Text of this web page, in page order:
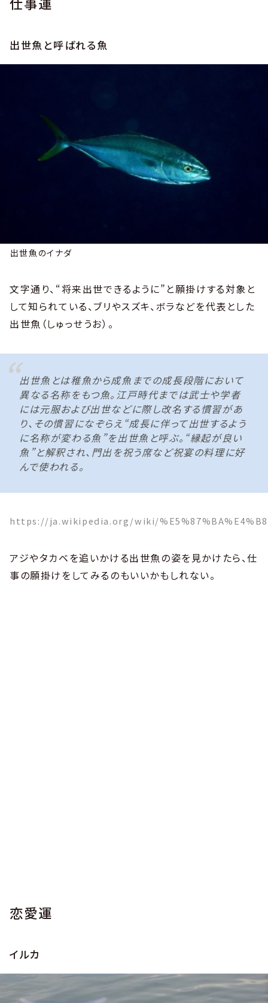
出世魚と呼ばれる魚
出世魚のイナダ
文字通り、“将来出世できるように”と願掛けする対象と
して知られている、ブリやスズキ、ボラなどを代表とした
出世魚（しゅっせうお）。
出世魚とは稚魚から成魚までの成長段階において
異なる名称をもつ魚。江戸時代までは武士や学者
には元服および出世などに際し改名する慣習があ
り、その慣習になぞらえ“成長に伴って出世するよう
に名称が変わる魚”を出世魚と呼ぶ。“縁起が良い
魚”と解釈され、門出を祝う席など祝宴の料理に好
んで使われる。
https://ja.wikipedia.org/wiki/
アジやタカベを追いかける出世魚の姿を見かけたら、仕
事の願掛けをしてみるのもいいかもしれない。
恋愛運
イルカ